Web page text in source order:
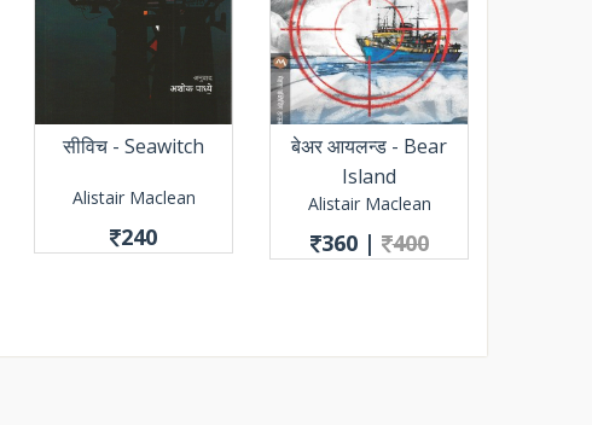
सीविच - Seawitch
Alistair Maclean
240
बेअर आयलन्ड - Bear
Island
Alistair Maclean
360 | 400